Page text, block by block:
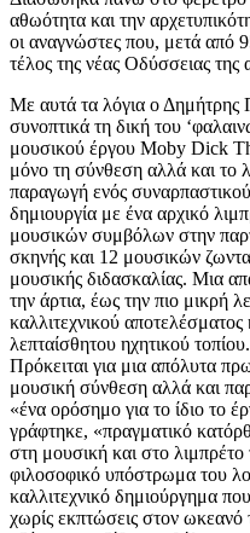
αθωότητα και την
οι αναγνώστες που, μετά από
τέλος της νέας Οδύσσειας της
Με αυτά τα λόγια ο Δημήτρης
συνοπτικά τη δική του
μουσικού έργου Moby Dick
μόνο τη σύνθεση αλλά και το
παραγωγή ενός
δημιουργία με ένα αρχικό
μουσικών συμβόλων στην
σκηνής και 12 μουσικών
μουσικής διδασκαλίας. Μια
την άρτια, έως την πιο μικρή
καλλιτεχνικού αποτελέσματος
λεπταίσθητου ηχητικού τοπίου.
Πρόκειται για μια απόλυτα
μουσική σύνθεση αλλά και
«ένα ορόσημο για το ίδιο το
γράφτηκε, «πραγματικό
στη μουσική και στο
φιλοσοφικό υπόστρωμα του
καλλιτεχνικό δημιούργημα
χωρίς εκπτώσεις στον